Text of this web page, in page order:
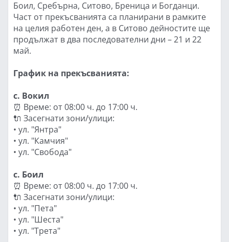
Боил, Сребърна, Ситово, Бреница и Богданци.
Част от прекъсванията са планирани в рамките
на целия работен ден, а в Ситово дейностите ще
продължат в два последователни дни – 21 и 22
май.
График на прекъсванията:
с. Вокил
⏰ Време: от 08:00 ч. до 17:00 ч.
🔌 Засегнати зони/улици:
• ул. "Янтра"
• ул. "Камчия"
• ул. "Свобода"
с. Боил
⏰ Време: от 08:00 ч. до 17:00 ч.
🔌 Засегнати зони/улици:
• ул. "Пета"
• ул. "Шеста"
• ул. "Трета"